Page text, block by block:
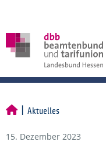
Aktuelles
15. Dezember 2023